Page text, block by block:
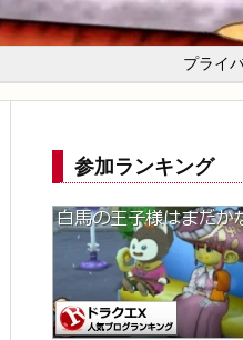
プライ
参加ランキング